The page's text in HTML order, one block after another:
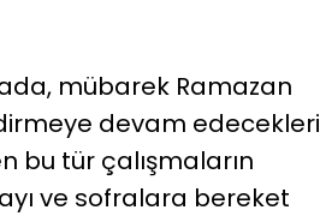
mübarek Ramazan
devam edecekleri
bu tür çalışmaların
ve sofralara bereket